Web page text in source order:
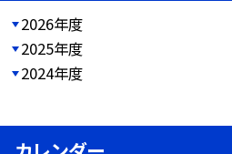
2026年度
2025年度
2024年度